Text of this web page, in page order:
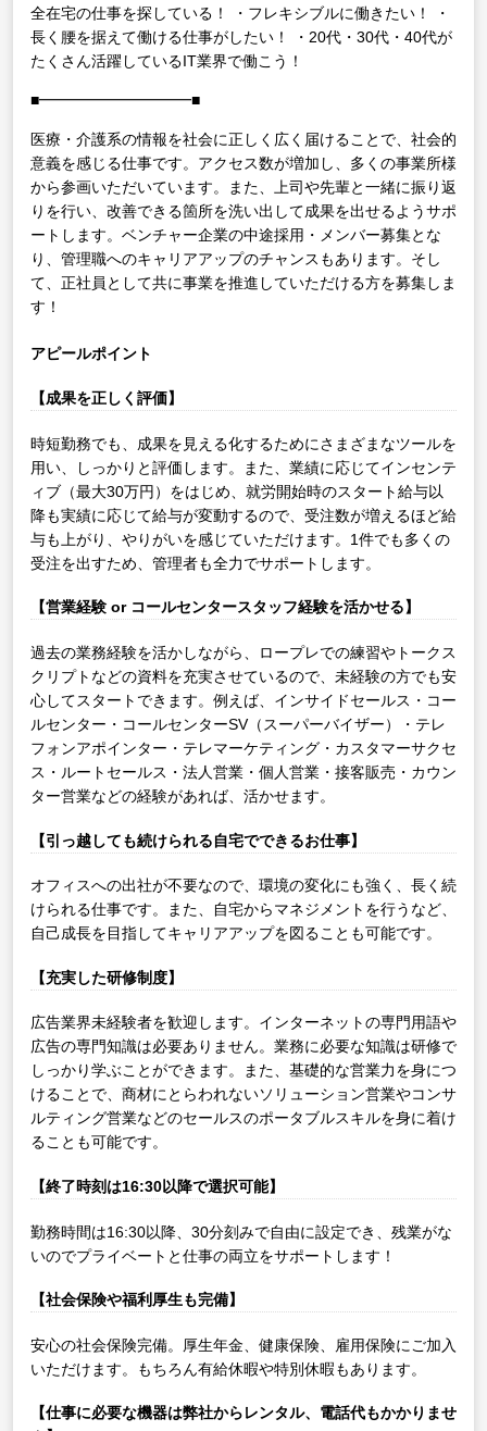
全在宅の仕事を探している！
・フレキシブルに働きたい！
・
長く腰を据えて働ける仕事がしたい！
・20代・30代・40代が
たくさん活躍しているIT業界で働こう！
■━━━━━━━━━━■
医療・介護系の情報を社会に正しく広く届けることで、社会的
意義を感じる仕事です。アクセス数が増加し、多くの事業所様
から参画いただいています。また、上司や先輩と一緒に振り返
りを行い、改善できる箇所を洗い出して成果を出せるようサポ
ートします。ベンチャー企業の中途採用・メンバー募集とな
り、管理職へのキャリアアップのチャンスもあります。そし
て、正社員として共に事業を推進していただける方を募集しま
す！
アピールポイント
【成果を正しく評価】
時短勤務でも、成果を見える化するためにさまざまなツールを
用い、しっかりと評価します。また、業績に応じてインセンテ
ィブ（最大30万円）をはじめ、就労開始時のスタート給与以
降も実績に応じて給与が変動するので、受注数が増えるほど給
与も上がり、やりがいを感じていただけます。1件でも多くの
受注を出すため、管理者も全力でサポートします。
【営業経験 or コールセンタースタッフ経験を活かせる】
過去の業務経験を活かしながら、ロープレでの練習やトークス
クリプトなどの資料を充実させているので、未経験の方でも安
心してスタートできます。例えば、インサイドセールス・コー
ルセンター・コールセンターSV（スーパーバイザー）・テレ
フォンアポインター・テレマーケティング・カスタマーサクセ
ス・ルートセールス・法人営業・個人営業・接客販売・カウン
ター営業などの経験があれば、活かせます。
【引っ越しても続けられる自宅でできるお仕事】
オフィスへの出社が不要なので、環境の変化にも強く、長く続
けられる仕事です。また、自宅からマネジメントを行うなど、
自己成長を目指してキャリアアップを図ることも可能です。
【充実した研修制度】
広告業界未経験者を歓迎します。インターネットの専門用語や
広告の専門知識は必要ありません。業務に必要な知識は研修で
しっかり学ぶことができます。また、基礎的な営業力を身につ
けることで、商材にとらわれないソリューション営業やコンサ
ルティング営業などのセールスのポータブルスキルを身に着け
ることも可能です。
【終了時刻は16:30以降で選択可能】
勤務時間は16:30以降、30分刻みで自由に設定でき、残業がな
いのでプライベートと仕事の両立をサポートします！
【社会保険や福利厚生も完備】
安心の社会保険完備。厚生年金、健康保険、雇用保険にご加入
いただけます。もちろん有給休暇や特別休暇もあります。
【仕事に必要な機器は弊社からレンタル、電話代もかかりませ